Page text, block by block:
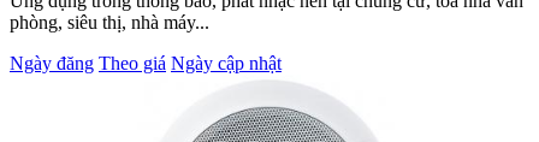
phòng, siêu thị, nhà máy...
Ngày đăng Theo giá Ngày cập nhật